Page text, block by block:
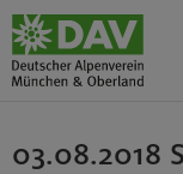
03.08.2018